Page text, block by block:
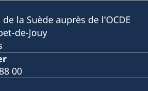
la Suède auprès de l'OCDE
de-Jouy
00